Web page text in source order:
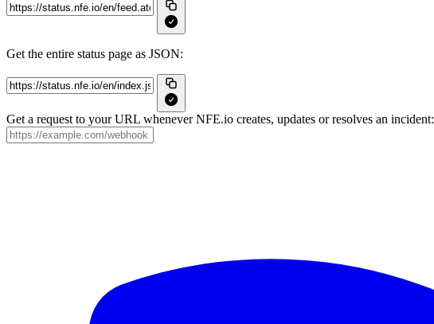
Get the entire status page as JSON:
Get a request to your URL whenever NFE.io creates, updates or resolves an incident: